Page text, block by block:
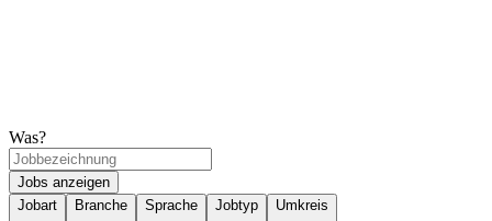
Was?
Jobs anzeigen
Jobart
Branche Sprache Jobtyp Umkreis